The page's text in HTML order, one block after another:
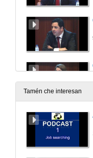
Tamén che interesan